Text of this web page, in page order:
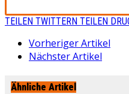
TEILEN TWITTERN TEILEN
Vorheriger Artikel
Nächster Artikel
Ähnliche Artikel